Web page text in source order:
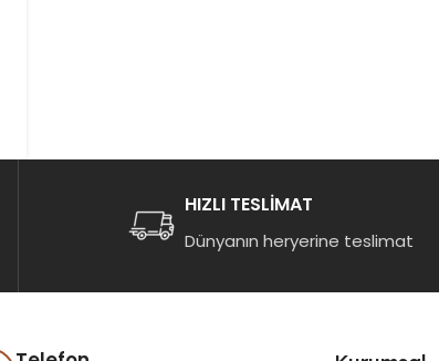
HIZLI TESLİMAT
Dünyanın heryerine teslimat